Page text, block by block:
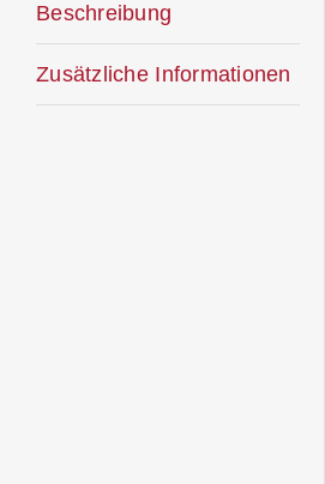
Beschreibung
Zusätzliche Informationen